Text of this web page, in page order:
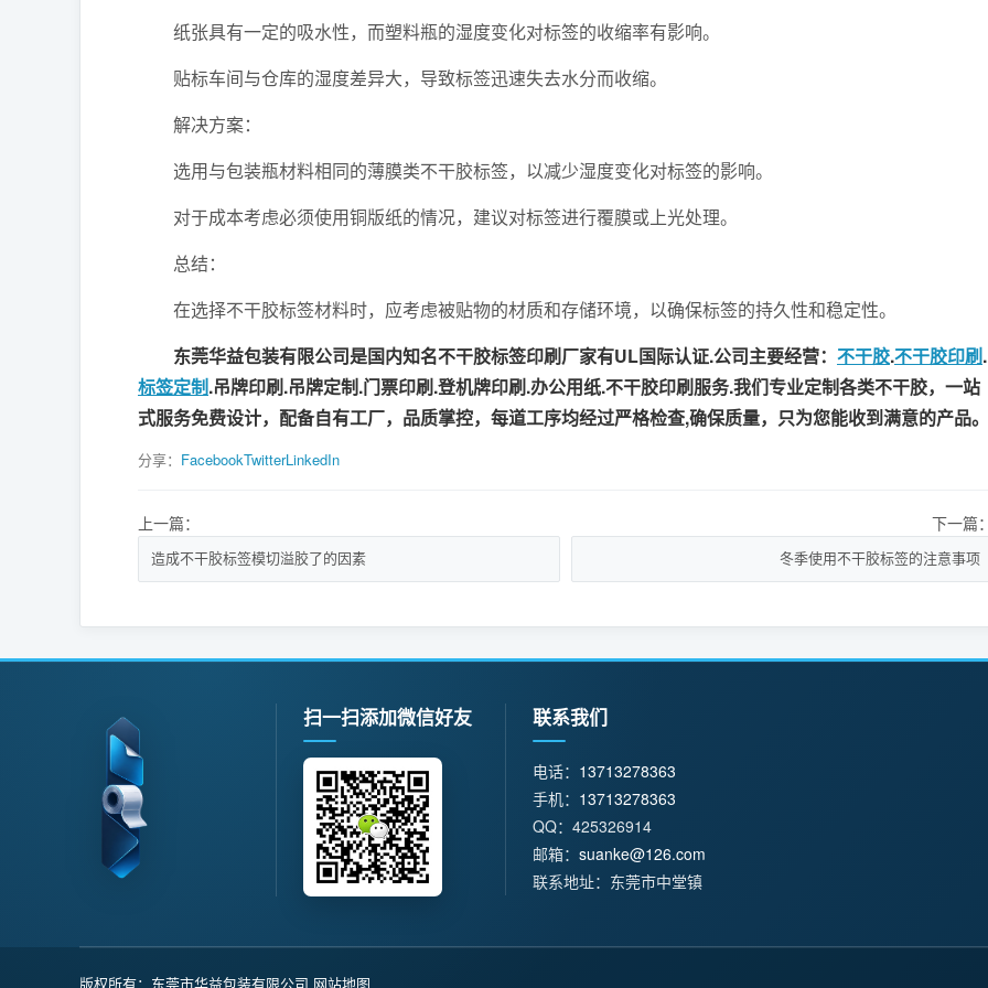
纸张具有一定的吸水性，而塑料瓶的湿度变化对标签的收缩率有影响。
贴标车间与仓库的湿度差异大，导致标签迅速失去水分而收缩。
解决方案：
选用与包装瓶材料相同的薄膜类不干胶标签，以减少湿度变化对标签的影响。
对于成本考虑必须使用铜版纸的情况，建议对标签进行覆膜或上光处理。
总结：
在选择不干胶标签材料时，应考虑被贴物的材质和存储环境，以确保标签的持久性和稳定性。
东莞华益包装有限公司是国内知名不干胶标签印刷厂家有UL国际认证.公司主要经营： 不干胶.不干胶印刷.
标签定制.吊牌印刷.吊牌定制.门票印刷.登机牌印刷.办公用纸.不干胶印刷服务.我们专业定制各类不干胶，一站
式服务免费设计，配备自有工厂，品质掌控，每道工序均经过严格检查,确保质量，只为您能收到满意的产品。
分享： FacebookTwitterLinkedIn
上一篇：
造成不干胶标签模切溢胶了的因素
下一篇
冬季使用不干胶标签的注意事项
扫一扫添加微信好友 联系我们
电话： 13713278363
手机： 13713278363
QQ：425326914
邮箱： suanke@126.com
联系地址：东莞市中堂镇
版权所有：东莞市华益包装有限公司 网站地图